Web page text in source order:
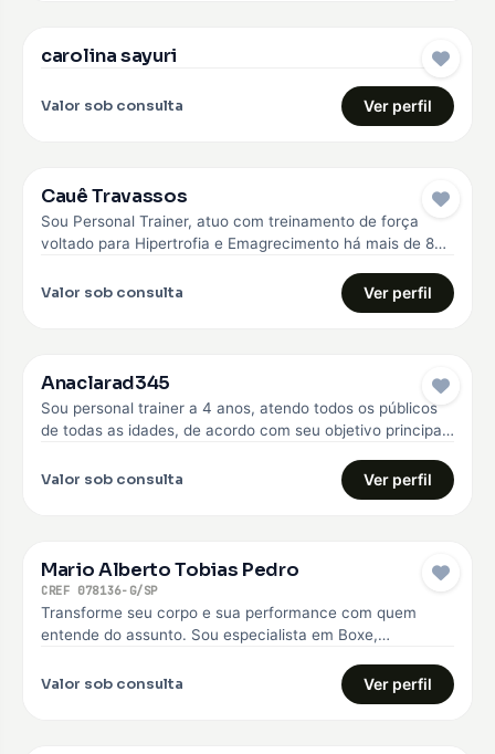
EMBAIXADOR
carolina sayuri
Valor sob consulta Ver perfil
EMBAIXADOR
Cauê Travassos
Sou Personal Trainer, atuo com treinamento de força
voltado para Hipertrofia e Emagrecimento há mais de 8
Valor sob consulta Ver perfil
Anaclarad345
Sou personal trainer a 4 anos, atendo todos os públicos
de todas as idades, de acordo com seu objetivo principal,
Valor sob consulta Ver perfil
Mario Alberto Tobias Pedro
CREF 078136-G/SP
Transforme seu corpo e sua performance com quem
entende do assunto. Sou especialista em Boxe,
Valor sob consulta Ver perfil